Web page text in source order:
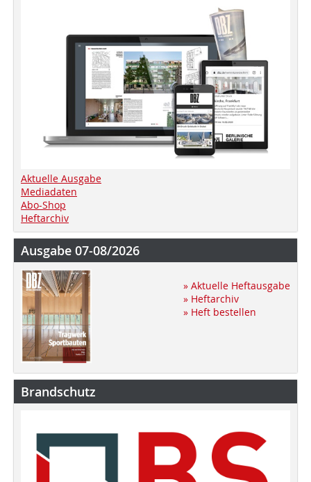
Aktuelle Ausgabe
Mediadaten
Abo-Shop
Heftarchiv
Ausgabe 07-08/2026
» Aktuelle Heftausgabe
» Heftarchiv
» Heft bestellen
Brandschutz